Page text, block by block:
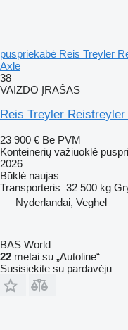
puspriekabė Reis Treyler
Axle
38
VAIZDO ĮRAŠAS
Reis Treyler
23 900 € Be PVM
Konteinerių važiuoklė
2026
Būklė naujas
Transporteris 32 500 kg
Nyderlandai, Veghel
BAS World
22 metai su „Autoline“
Susisiekite su pardavėju